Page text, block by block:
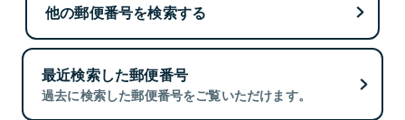
他の郵便番号を検索する
最近検索した郵便番号
過去に検索した郵便番号をご覧いただけます。